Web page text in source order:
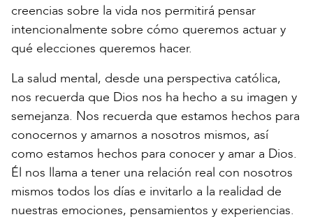
creencias sobre la vida nos permitirá pensar
intencionalmente sobre cómo queremos actuar y
qué elecciones queremos hacer.
La salud mental, desde una perspectiva católica,
nos recuerda que Dios nos ha hecho a su imagen y
semejanza. Nos recuerda que estamos hechos para
conocernos y amarnos a nosotros mismos, así
como estamos hechos para conocer y amar a Dios.
Él nos llama a tener una relación real con nosotros
mismos todos los días e invitarlo a la realidad de
nuestras emociones, pensamientos y experiencias.